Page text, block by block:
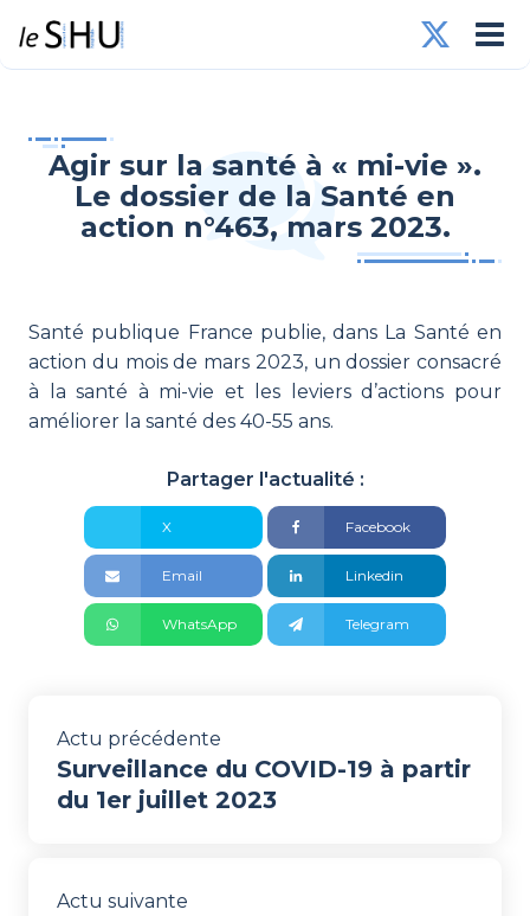
Agir sur la santé à « mi-vie ».
Le dossier de la Santé en
action n°463, mars 2023.
Santé publique France publie, dans La Santé en
action du mois de mars 2023, un dossier consacré
à la santé à mi-vie et les leviers d’actions pour
améliorer la santé des 40-55 ans.
Partager l'actualité :
X Facebook
Email Linkedin
WhatsApp Telegram
Actu précédente
Surveillance du COVID-19 à partir
du 1er juillet 2023
Actu suivante